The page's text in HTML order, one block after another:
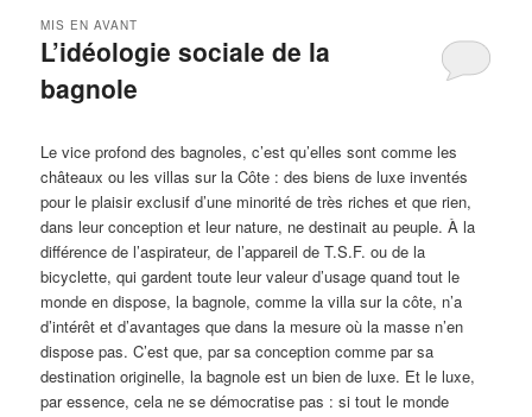
L’idéologie sociale de la
bagnole
MIS EN AVANT
Le vice profond des bagnoles, c’est qu’elles sont comme les
châteaux ou les villas sur la Côte : des biens de luxe inventés
pour le plaisir exclusif d’une minorité de très riches et que rien,
dans leur conception et leur nature, ne destinait au peuple. À la
différence de l’aspirateur, de l’appareil de T.S.F. ou de la
bicyclette, qui gardent toute leur valeur d’usage quand tout le
monde en dispose, la bagnole, comme la villa sur la côte, n’a
d’intérêt et d’avantages que dans la mesure où la masse n’en
dispose pas. C’est que, par sa conception comme par sa
destination originelle, la bagnole est un bien de luxe. Et le luxe,
par essence, cela ne se démocratise pas : si tout le monde